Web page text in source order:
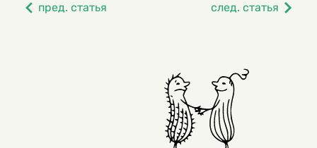
пред. статья след. статья